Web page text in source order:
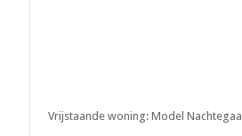
Vrijstaande woning: Model Nachtegaal